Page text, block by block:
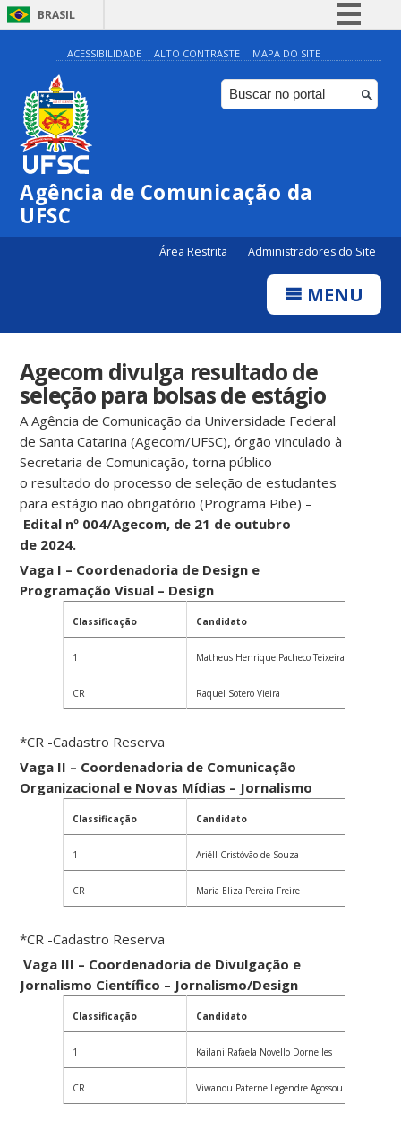
BRASIL
Simplifique!
Comunica BR
Participe
Canais
ACESSIBILIDADE ALTO CONTRASTE MAPA DO SITE
Agência de Comunicação da
UFSC
Área Restrita Administradores do Site
MENU
Agecom divulga resultado de
seleção para bolsas de estágio
A Agência de Comunicação da Universidade Federal
de Santa Catarina (Agecom/UFSC), órgão vinculado à
Secretaria de Comunicação, torna público
o resultado do processo de seleção de estudantes
para estágio não obrigatório (Programa Pibe) –
Edital nº 004/Agecom, de 21 de outubro
de 2024.
Vaga I – Coordenadoria de Design e
Programação Visual – Design
Classificação Candidato
1 Matheus Henrique Pacheco Teixeira
CR Raquel Sotero Vieira
*CR -Cadastro Reserva
Vaga II – Coordenadoria de Comunicação
Organizacional e Novas Mídias – Jornalismo
Classificação Candidato
1 Ariéll Cristóvão de Souza
CR Maria Eliza Pereira Freire
*CR -Cadastro Reserva
Vaga III – Coordenadoria de Divulgação e
Jornalismo Científico – Jornalismo/Design
Classificação Candidato
1 Kailani Rafaela Novello Dornelles
CR Viwanou Paterne Legendre Agossou